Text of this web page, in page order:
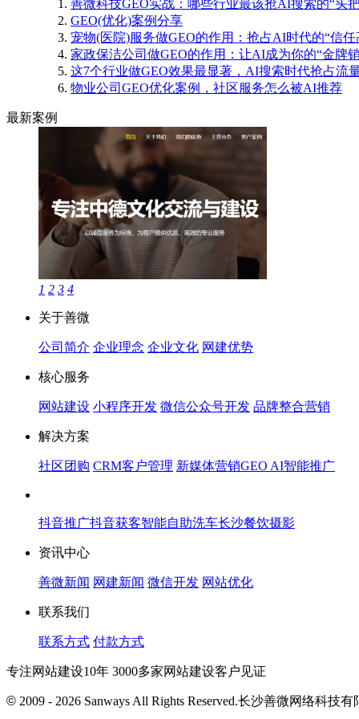
善微科技GEO实战：哪些行业最该抢AI搜索的“头
GEO(优化)案例分享
宠物(医院)服务做GEO的作用：抢占AI时代的“信任
家政保洁公司做GEO的作用：让AI成为你的“金牌
这7个行业做GEO效果最显著，AI搜索时代抢占流
物业公司GEO优化案例，社区服务怎么被AI推荐
最新案例
1 2 3 4
关于善微
公司简介 企业理念 企业文化 网建优势
核心服务
网站建设 小程序开发 微信公众号开发 品牌整合营销
解决方案
社区团购 CRM客户管理 新媒体营销GEO AI智能推广
抖音推广抖音获客智能自助洗车长沙餐饮摄影
资讯中心
善微新闻 网建新闻 微信开发 网站优化
联系我们
联系方式 付款方式
专注网站建设10年 3000多家网站建设客户见证
© 2009 - 2026 Sanways All Rights Reserved.长沙善微网络科技有